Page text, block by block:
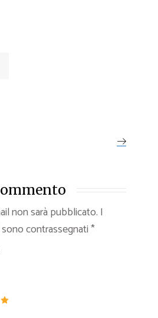
non sarà pubblicato. I
contrassegnati*